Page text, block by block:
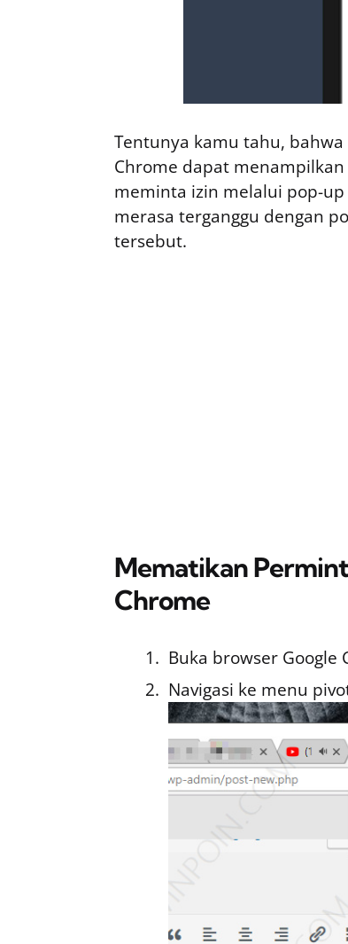
Tentunya kamu tahu,
Chrome dapat
meminta izin melalui pop-
merasa terganggu dengan
tersebut.
Mematikan
Chrome
Buka browser Google
Navigasi ke menu